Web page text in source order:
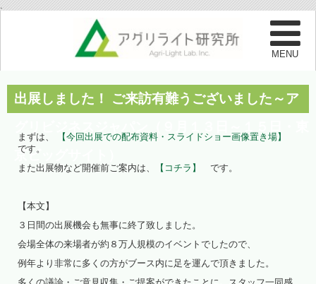
.
出展しました！ ご来訪有難うございました～ア
京ビッグサイト）
まずは、
【今回出展での配布資料・スライドショー画像置き場】
です。
また出展物など開催前ご案内は、
【コチラ】 です。
【本文】
３日間の出展機会も無事に終了致しました。
会場全体の来場者が約８万人規模のイベントでしたので、
例年より非常に多くの方がブース内に足を運んで頂きました。